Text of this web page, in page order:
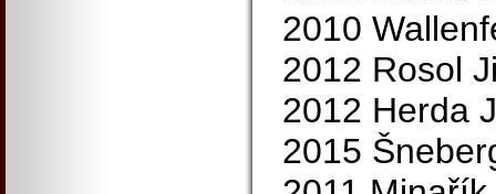
2010
2012 Rosol
2012 Herda
2015